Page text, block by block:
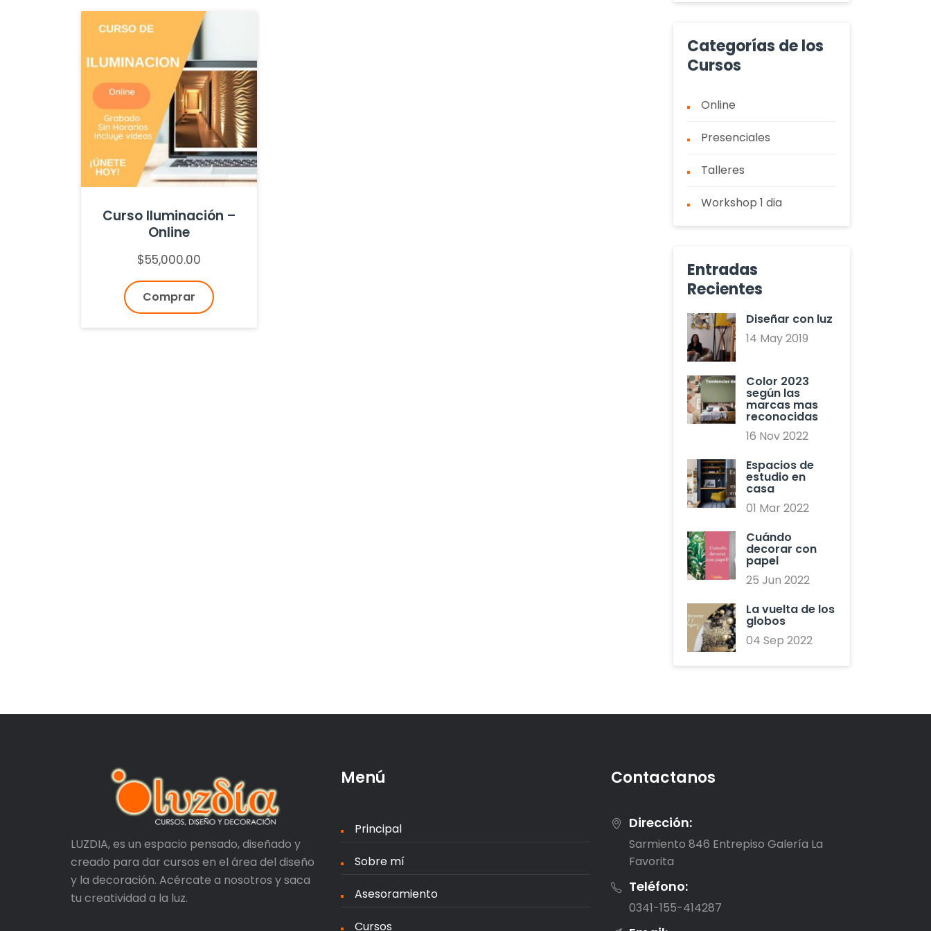
Curso Iluminación –
Online
$55,000.00
Comprar
Categorías de los
Cursos
Online
Presenciales
Talleres
Workshop 1 dia
Entradas
Recientes
Diseñar con luz
14 May 2019
Color 2023
según las
marcas mas
reconocidas
16 Nov 2022
Espacios de
estudio en
casa
01 Mar 2022
Cuándo
decorar con
papel
25 Jun 2022
La vuelta de los
globos
04 Sep 2022
LUZDIA, es un espacio pensado, diseñado y
creado para dar cursos en el área del diseño
y la decoración. Acércate a nosotros y saca
tu creatividad a la luz.
Menú
Principal
Sobre mí
Asesoramiento
Cursos
Contactanos
Dirección:
Sarmiento 846 Entrepiso Galería La
Favorita
Teléfono:
0341-155-414287